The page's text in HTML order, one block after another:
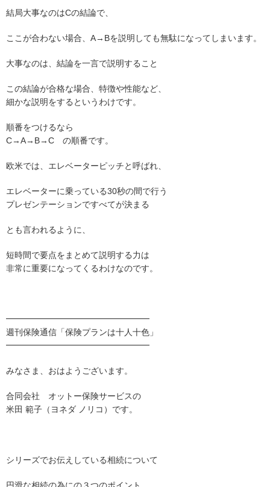
結局大事なのはCの結論で、
ここが合わない場合、A→Bを説明しても無駄になってしまいます。
大事なのは、結論を一言で説明すること
この結論が合格な場合、特徴や性能など、
細かな説明をするというわけです。
順番をつけるなら
C→A→B→C の順番です。
欧米では、エレベーターピッチと呼ばれ、
エレベーターに乗っている30秒の間で行う
プレゼンテーションですべてが決まる
とも言われるように、
短時間で要点をまとめて説明する力は
非常に重要になってくるわけなのです。
━━━━━━━━━━━━━━━━━
週刊保険通信「保険プランは十人十色」
━━━━━━━━━━━━━━━━━
みなさま、おはようございます。
合同会社 オットー保険サービスの
米田 範子（ヨネダ ノリコ）です。
シリーズでお伝えしている相続について
円滑な相続の為にの３つのポイント